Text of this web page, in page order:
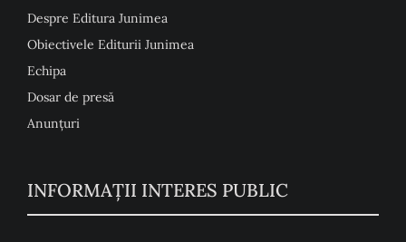
Despre Editura Junimea
Obiectivele Editurii Junimea
Echipa
Dosar de presă
Anunţuri
INFORMAȚII INTERES PUBLIC